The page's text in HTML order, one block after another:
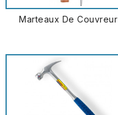
Marteaux De Couvreur